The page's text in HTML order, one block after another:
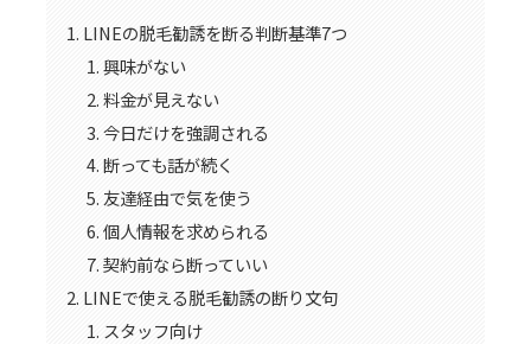
LINEの脱毛勧誘を断る判断基準7つ
興味がない
料金が見えない
今日だけを強調される
断っても話が続く
友達経由で気を使う
個人情報を求められる
契約前なら断っていい
LINEで使える脱毛勧誘の断り文句
スタッフ向け